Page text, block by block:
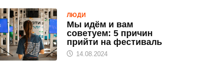
ЛЮДИ
Мы идём и вам
советуем: 5 причин
прийти на фестиваль
14.08.2024